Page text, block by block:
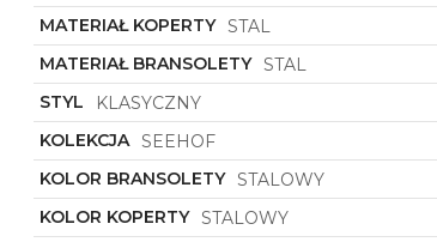
MATERIAŁ KOPERTY STAL
MATERIAŁ BRANSOLETY STAL
STYL
KLASYCZNY
KOLEKCJA SEEHOF
KOLOR BRANSOLETY STALOWY
KOLOR KOPERTY STALOWY